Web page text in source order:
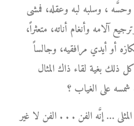
وحسَّه ، وسلبه لبه وعقله، فمشى
آلامه وأنغام أناته، متعثراً،
أو أيدي مرافقيه، وجالساً
ذلك بغية لقاء ذاك المثال